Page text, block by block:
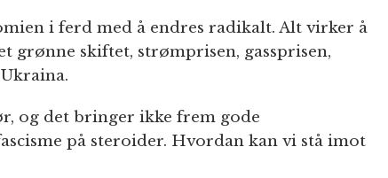
i ferd med å endres radikalt. Alt virker å
grønne skiftet, strømprisen, gassprisen,
og det bringer ikke frem gode
på steroider. Hvordan kan vi stå imot